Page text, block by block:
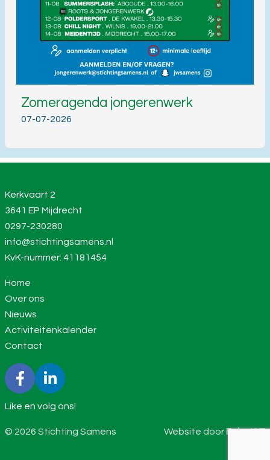
Zomeragenda jongerenwerk
07-07-2026
Kerkvaart 2
3641 EP Mijdrecht
0297-230280
info@stichtingsamens.nl
KvK-nummer: 41181454
Home
Over ons
Nieuws
Activiteitenkalender
Contact
Like en volg ons!
© 2026 Stichting Samens Website door Feka ICT